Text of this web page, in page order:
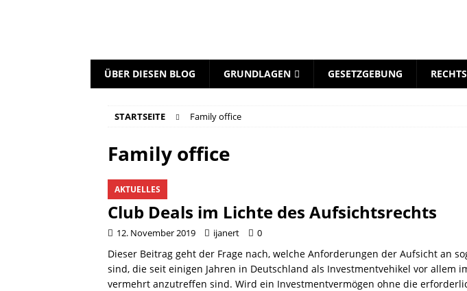
ÜBER DIESEN BLOG GRUNDLAGEN GESETZGEBUNG
STARTSEITE Family office
Family office
AKTUELLES
Club Deals im Lichte des Aufsichtsrechts
12. November 2019 ijanert 0
Dieser Beitrag geht der Frage nach, welche Anforderungen der Aufsicht an
sind, die seit einigen Jahren in Deutschland als Investmentvehikel vor allem
vermehrt anzutreffen sind. Wird ein Investmentvermögen ohne die